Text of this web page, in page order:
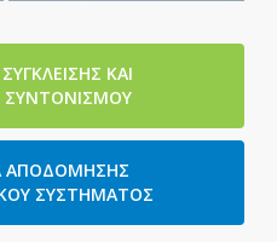
ΚΑΙ
ΣΥΝΤΟΝΙΣΜΟΥ
ΑΠΟΔΟΜΗΣΗΣ
ΣΥΣΤΗΜΑΤΟΣ